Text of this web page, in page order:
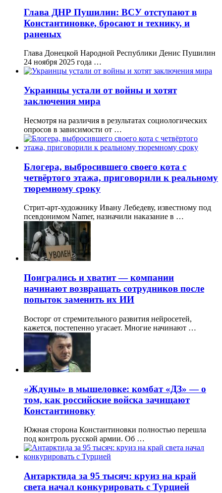
Глава ДНР Пушилин: ВСУ отступают в
Константиновке, бросают и технику, и
раненых
Глава Донецкой Народной Республики Денис Пушилин
24 ноября 2025 года …
Украинцы устали от войны и хотят
заключения мира
Несмотря на различия в результатах социологических
опросов в зависимости от …
Блогера, выбросившего своего кота с
четвёртого этажа, приговорили к реальному
тюремному сроку
Стрит-арт-художнику Ивану Лебедеву, известному под
псевдонимом Namer, назначили наказание в …
Поигрались и хватит — компании
начинают возвращать сотрудников после
попыток заменить их ИИ
Восторг от стремительного развития нейросетей,
кажется, постепенно угасает. Многие начинают …
«Ждуны» в мышеловке: комбат «ДЗ» — о
том, как российские войска зачищают
Константиновку
Южная сторона Константиновки полностью перешла
под контроль русской армии. Об …
Антарктида за 95 тысяч: круиз на край
света начал конкурировать с Турцией